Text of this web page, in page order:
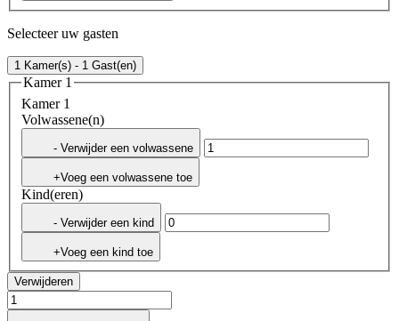
Selecteer uw gasten
1 Kamer(s) - 1 Gast(en)
Kamer 1
Kamer 1
Volwassene(n)
- Verwijder een volwassene
+Voeg een volwassene toe
Kind(eren)
- Verwijder een kind
+Voeg een kind toe
Verwijderen